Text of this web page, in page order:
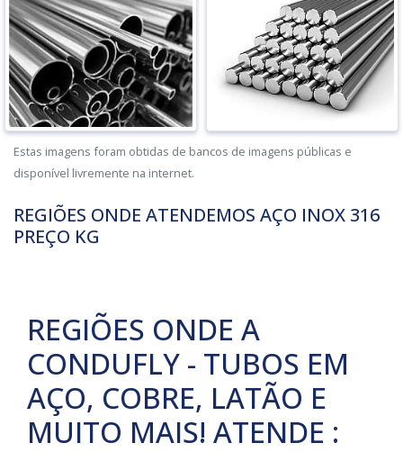
Estas imagens foram obtidas de bancos de imagens públicas e
disponível livremente na internet.
REGIÕES ONDE ATENDEMOS AÇO INOX 316
PREÇO KG
REGIÕES ONDE A
CONDUFLY - TUBOS EM
AÇO, COBRE, LATÃO E
MUITO MAIS! ATENDE :